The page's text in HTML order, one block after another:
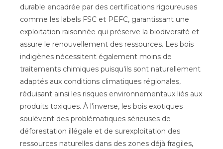
durable encadrée par des certifications rigoureuses
comme les labels FSC et PEFC, garantissant une
exploitation raisonnée qui préserve la biodiversité et
assure le renouvellement des ressources. Les bois
indigènes nécessitent également moins de
traitements chimiques puisqu'ils sont naturellement
adaptés aux conditions climatiques régionales,
réduisant ainsi les risques environnementaux liés aux
produits toxiques. À l'inverse, les bois exotiques
soulèvent des problématiques sérieuses de
déforestation illégale et de surexploitation des
ressources naturelles dans des zones déjà fragiles,